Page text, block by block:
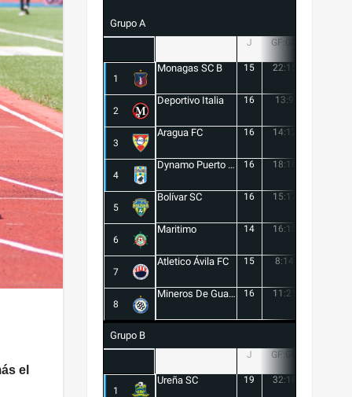
el
Grupo A
J GF:GC
1
Monagas SC B 15 22:15
2
Deportivo Italia 16 13:9
3
Aragua FC 16 14:12
4
Dynamo Puerto FC 16 18:16
5
Bolívar SC 16 15:17
6
Maritimo 14 16:13
7
Atletico Ávila FC 15 8:14
8
Mineros De Guayana 16 11:21
Grupo B
J GF:GC
1
Ureña SC 19 32:18